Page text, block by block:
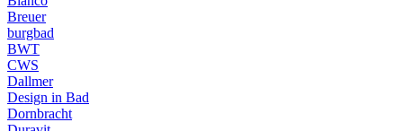
Breuer
burgbad
BWT
CWS
Dallmer
Design in Bad
Dornbracht